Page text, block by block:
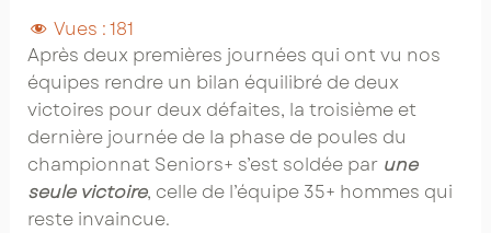
Vues :181
Après deux premières journées qui ont vu nos
équipes rendre un bilan équilibré de deux
victoires pour deux défaites, la troisième et
dernière journée de la phase de poules du
championnat Seniors+ s’est soldée par une
seule victoire, celle de l’équipe 35+ hommes qui
reste invaincue.